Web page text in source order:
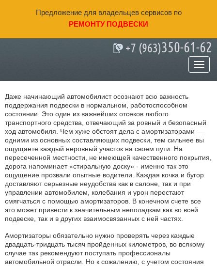
Предложение для владельцев сервисов по
РЕМОНТУ ПОДВЕСКИ
+7 (963)350-61-62
Даже начинающий автомобилист осознают всю важность
поддержания подвески в нормальном, работоспособном
состоянии. Это один из важнейших отсеков любого
транспортного средства, отвечающий за ровный и безопасный
ход автомобиля. Чем хуже обстоят дела с амортизаторами —
одними из основных составляющих подвески, тем сильнее вы
ощущаете каждый неровный участок на своем пути. На
пересеченной местности, не имеющей качественного покрытия,
дорога напоминает «стиральную доску» - именно так это
ощущение прозвали опытные водители. Каждая кочка и бугор
доставляют серьезные неудобства как в салоне, так и при
управлении автомобилем, колебания и урон перестают
смягчаться с помощью амортизаторов. В конечном счете все
это может привести к значительным неполадкам как во всей
подвеске, так и в других взаимосвязанных с ней частях.
Амортизаторы обязательно нужно проверять через каждые
двадцать-тридцать тысяч пройденных километров, во всякому
случае так рекомендуют поступать профессионалы
автомобильной отрасли. Но к сожалению, с учетом состояния